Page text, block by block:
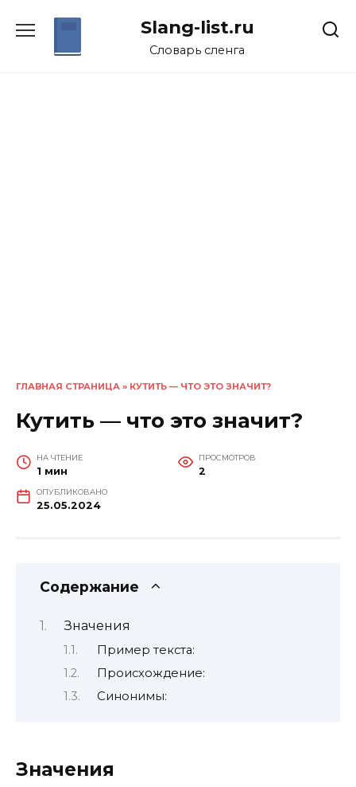
Slang-list.ru
Словарь сленга
ГЛАВНАЯ СТРАНИЦА » КУТИТЬ — ЧТО ЭТО ЗНАЧИТ?
Кутить — что это значит?
НА ЧТЕНИЕ
1 мин
ПРОСМОТРОВ
2
ОПУБЛИКОВАНО
25.05.2024
Содержание
Значения
Пример текста:
Происхождение:
Синонимы:
Значения